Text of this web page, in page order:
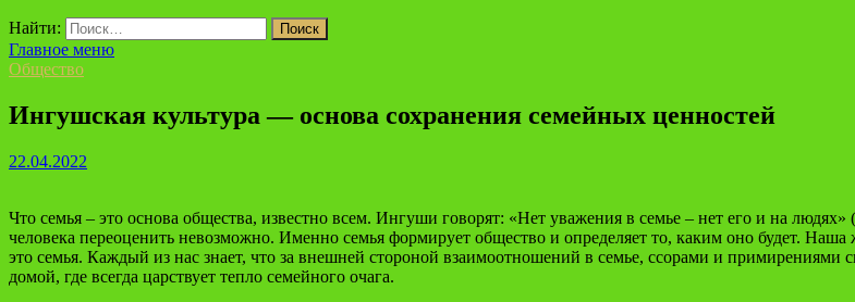
Найти:
Главное меню
Общество
Ингушская культура — основа сохранения семейных ценностей
22.04.2022
Что семья – это основа общества, известно всем. Ингуши говорят: «Нет уважения в семье – нет его и на
человека переоценить невозможно. Именно семья формирует общество и определяет то, каким оно будет.
это семья. Каждый из нас знает, что за внешней стороной взаимоотношений в семье, ссорами и примирениями
домой, где всегда царствует тепло семейного очага.